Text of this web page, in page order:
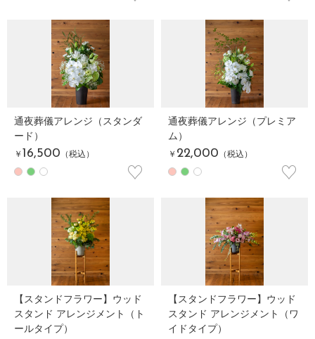
通夜葬儀アレンジ（スタンダ
ード）
￥ 16,500 （税込）
♡
通夜葬儀アレンジ（プレミア
ム）
￥ 22,000 （税込）
♡
【スタンドフラワー】ウッド
スタンド アレンジメント（ト
ールタイプ）
【スタンドフラワー】ウッド
スタンド アレンジメント（ワ
イドタイプ）